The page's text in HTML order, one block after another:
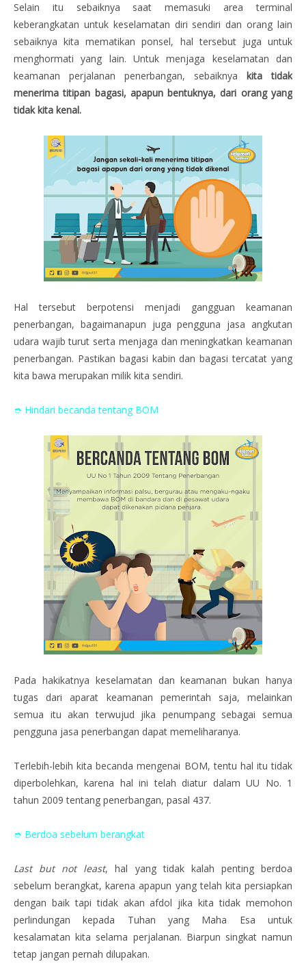
Selain itu sebaiknya saat memasuki area terminal
keberangkatan untuk keselamatan diri sendiri dan orang lain
sebaiknya kita mematikan ponsel, hal tersebut juga untuk
menghormati yang lain. Untuk menjaga keselamatan dan
keamanan perjalanan penerbangan, sebaiknya kita tidak
menerima titipan bagasi, apapun bentuknya, dari orang yang
tidak kita kenal.
Hal tersebut berpotensi menjadi gangguan keamanan
penerbangan, bagaimanapun juga pengguna jasa angkutan
udara wajib turut serta menjaga dan meningkatkan keamanan
penerbangan. Pastikan bagasi kabin dan bagasi tercatat yang
kita bawa merupakan milik kita sendiri.
➮ Hindari becanda tentang BOM
Pada hakikatnya keselamatan dan keamanan bukan hanya
tugas dari aparat keamanan pemerintah saja, melainkan
semua itu akan terwujud jika penumpang sebagai semua
pengguna jasa penerbangan dapat memeliharanya.
Terlebih-lebih kita becanda mengenai BOM, tentu hal itu tidak
diperbolehkan, karena hal ini telah diatur dalam UU No. 1
tahun 2009 tentang penerbangan, pasal 437.
➮ Berdoa sebelum berangkat
Last but not least, hal yang tidak kalah penting berdoa
sebelum berangkat, karena apapun yang telah kita persiapkan
dengan baik tapi tidak akan afdol jika kita tidak memohon
perlindungan kepada Tuhan yang Maha Esa untuk
kesalamatan kita selama perjalanan. Biarpun singkat namun
tetap jangan pernah dilupakan.